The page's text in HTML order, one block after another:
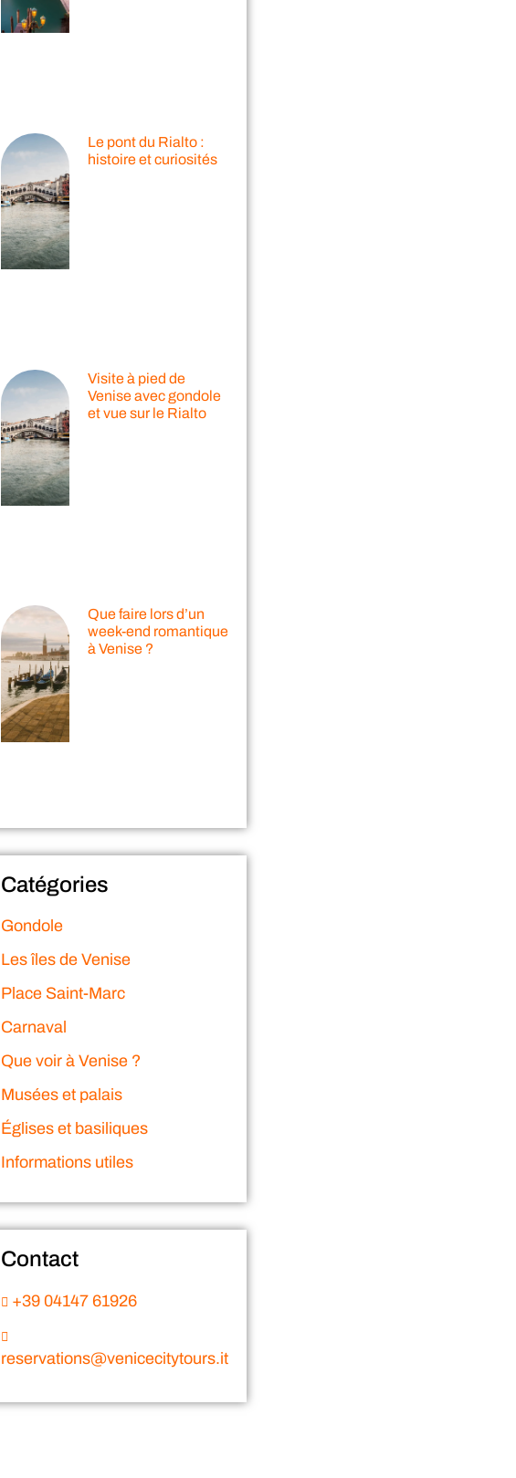
Le pont du Rialto :
histoire et curiosités
Visite à pied de
Venise avec gondole
et vue sur le Rialto
Que faire lors d’un
week-end romantique
à Venise ?
Catégories
Gondole
Les îles de Venise
Place Saint-Marc
Carnaval
Que voir à Venise ?
Musées et palais
Églises et basiliques
Informations utiles
Contact
+39 04147 61926
reservations@venicecitytours.it